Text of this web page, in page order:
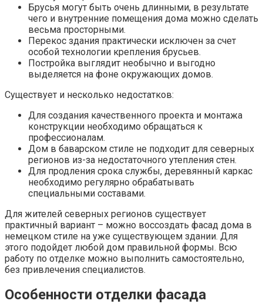
Брусья могут быть очень длинными, в результате
чего и внутренние помещения дома можно сделать
весьма просторными.
Перекос здания практически исключен за счет
особой технологии крепления брусьев.
Постройка выглядит необычно и выгодно
выделяется на фоне окружающих домов.
Существует и несколько недостатков:
Для создания качественного проекта и монтажа
конструкции необходимо обращаться к
профессионалам.
Дом в баварском стиле не подходит для северных
регионов из-за недостаточного утепления стен.
Для продления срока службы, деревянный каркас
необходимо регулярно обрабатывать
специальными составами.
Для жителей северных регионов существует
практичный вариант – можно воссоздать фасад дома в
немецком стиле на уже существующем здании. Для
этого подойдет любой дом правильной формы. Всю
работу по отделке можно выполнить самостоятельно,
без привлечения специалистов.
Особенности отделки фасада